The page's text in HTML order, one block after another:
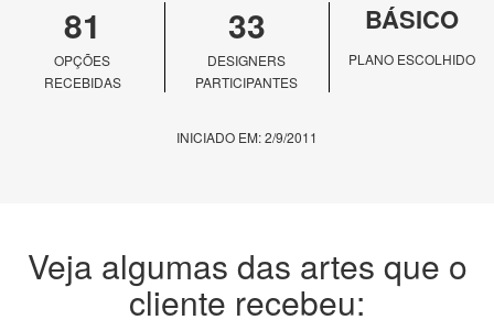
81
OPÇÕES
RECEBIDAS
33
DESIGNERS
PARTICIPANTES
BÁSICO
PLANO ESCOLHIDO
INICIADO EM: 2/9/2011
Veja algumas das artes que o
cliente recebeu: